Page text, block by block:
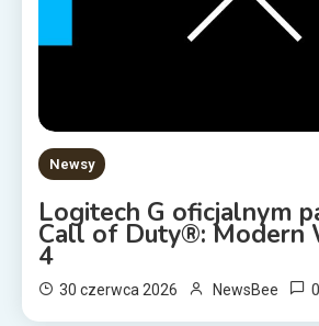
Newsy
Logitech G oficjalnym
Call of Duty®: Modern
4
30 czerwca 2026 NewsBee 0